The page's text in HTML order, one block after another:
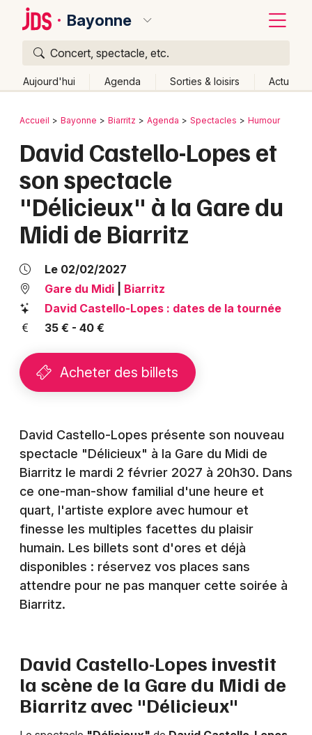
Bayonne
Concert, spectacle, etc.
Aujourd'hui Agenda Sorties & loisirs Actu
Publier un événement
Grands événements
Activité & Expérience
Manifestations
Foires & salons
Concerts
Soirées
Sorties famille
Expos
Sorties & loisirs
Humour dans les Pyrénées-Atlantiques
Humour en Aquitaine
Newsletter des sorties
Bordeaux
Colmar
Lille
Lyon
Marseille
Mulhouse
Montpellier
Nice
Strasbourg
Toulouse
Toutes les villes
Retour
Accueil Bayonne Biarritz Agenda Spectacles Humour
David Castello-Lopes et
son spectacle
"Délicieux" à la Gare du
Midi de Biarritz
Le 02/02/2027
Gare du Midi
Biarritz
David Castello-Lopes : dates de la tournée
35 € - 40 €
Acheter des billets
David Castello-Lopes présente son nouveau
spectacle "Délicieux" à la Gare du Midi de
Biarritz le mardi 2 février 2027 à 20h30. Dans
ce one-man-show familial d'une heure et
quart, l'artiste explore avec humour et
finesse les multiples facettes du plaisir
humain. Les billets sont d'ores et déjà
disponibles : réservez vos places sans
attendre pour ne pas manquer cette soirée à
Biarritz.
David Castello-Lopes investit
la scène de la Gare du Midi de
Biarritz avec "Délicieux"
Quoi ?
Où ?
Aquitaine
Partout Près de moi Changer de lieu
Quand ?
Aujourd'hui
Demain Ce week-end Autre